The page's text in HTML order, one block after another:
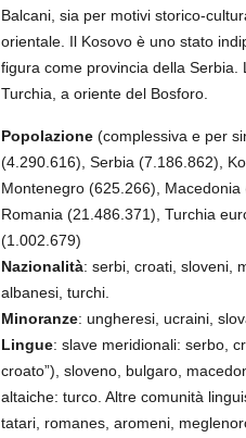
Balcani, sia per motivi storico-
orientale. Il Kosovo è uno stato
figura come provincia della
Turchia, a oriente del Bosforo.
Popolazione (complessiva e per
(4.290.616), Serbia (7.186.862),
Montenegro (625.266),
Romania (21.486.371), Turchia
(1.002.679)
Nazionalità: serbi, croati, sloveni,
albanesi, turchi.
Minoranze: ungheresi, ucraini,
Lingue: slave meridionali: serbo,
croato”), sloveno, bulgaro,
altaiche: turco. Altre comunità
tatari, romanes, aromeni,